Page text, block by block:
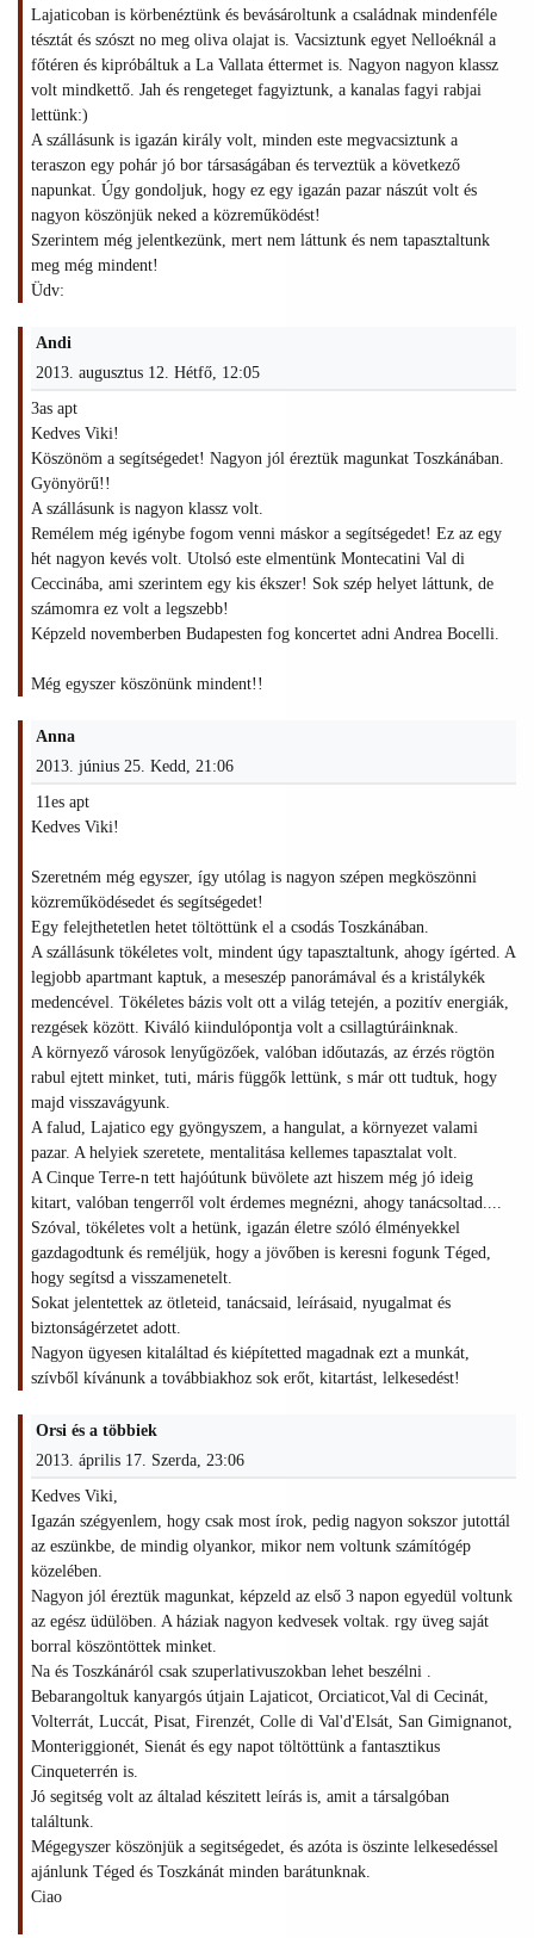
Lajaticoban is körbenéztünk és bevásároltunk a családnak mindenféle
tésztát és szószt no meg oliva olajat is. Vacsiztunk egyet Nelloéknál a
főtéren és kipróbáltuk a La Vallata éttermet is. Nagyon nagyon klassz
volt mindkettő. Jah és rengeteget fagyiztunk, a kanalas fagyi rabjai
lettünk:)
A szállásunk is igazán király volt, minden este megvacsiztunk a
teraszon egy pohár jó bor társaságában és terveztük a következő
napunkat. Úgy gondoljuk, hogy ez egy igazán pazar nászút volt és
nagyon köszönjük neked a közreműködést!
Szerintem még jelentkezünk, mert nem láttunk és nem tapasztaltunk
meg még mindent!
Üdv:
Andi
2013. augusztus 12. Hétfő, 12:05
3as apt
Kedves Viki!
Köszönöm a segítségedet! Nagyon jól éreztük magunkat Toszkánában.
Gyönyörű!!
A szállásunk is nagyon klassz volt.
Remélem még igénybe fogom venni máskor a segítségedet! Ez az egy
hét nagyon kevés volt. Utolsó este elmentünk Montecatini Val di
Ceccinába, ami szerintem egy kis ékszer! Sok szép helyet láttunk, de
számomra ez volt a legszebb!
Képzeld novemberben Budapesten fog koncertet adni Andrea Bocelli.
Még egyszer köszönünk mindent!!
Anna
2013. június 25. Kedd, 21:06
11es apt
Kedves Viki!
Szeretném még egyszer, így utólag is nagyon szépen megköszönni
közreműködésedet és segítségedet!
Egy felejthetetlen hetet töltöttünk el a csodás Toszkánában.
A szállásunk tökéletes volt, mindent úgy tapasztaltunk, ahogy ígérted. A
legjobb apartmant kaptuk, a meseszép panorámával és a kristálykék
medencével. Tökéletes bázis volt ott a világ tetején, a pozitív energiák,
rezgések között. Kiváló kiindulópontja volt a csillagtúráinknak.
A környező városok lenyűgözőek, valóban időutazás, az érzés rögtön
rabul ejtett minket, tuti, máris függők lettünk, s már ott tudtuk, hogy
majd visszavágyunk.
A falud, Lajatico egy gyöngyszem, a hangulat, a környezet valami
pazar. A helyiek szeretete, mentalitása kellemes tapasztalat volt.
A Cinque Terre-n tett hajóútunk büvölete azt hiszem még jó ideig
kitart, valóban tengerről volt érdemes megnézni, ahogy tanácsoltad....
Szóval, tökéletes volt a hetünk, igazán életre szóló élményekkel
gazdagodtunk és reméljük, hogy a jövőben is keresni fogunk Téged,
hogy segítsd a visszamenetelt.
Sokat jelentettek az ötleteid, tanácsaid, leírásaid, nyugalmat és
biztonságérzetet adott.
Nagyon ügyesen kitaláltad és kiépítetted magadnak ezt a munkát,
szívből kívánunk a továbbiakhoz sok erőt, kitartást, lelkesedést!
Orsi és a többiek
2013. április 17. Szerda, 23:06
Kedves Viki,
Igazán szégyenlem, hogy csak most írok, pedig nagyon sokszor jutottál
az eszünkbe, de mindig olyankor, mikor nem voltunk számítógép
közelében.
Nagyon jól éreztük magunkat, képzeld az első 3 napon egyedül voltunk
az egész üdülöben. A háziak nagyon kedvesek voltak. rgy üveg saját
borral köszöntöttek minket.
Na és Toszkánáról csak szuperlativuszokban lehet beszélni .
Bebarangoltuk kanyargós útjain Lajaticot, Orciaticot,Val di Cecinát,
Volterrát, Luccát, Pisat, Firenzét, Colle di Val'd'Elsát, San Gimignanot,
Monteriggionét, Sienát és egy napot töltöttünk a fantasztikus
Cinqueterrén is.
Jó segitség volt az általad készitett leírás is, amit a társalgóban
találtunk.
Mégegyszer köszönjük a segitségedet, és azóta is öszinte lelkesedéssel
ajánlunk Téged és Toszkánát minden barátunknak.
Ciao